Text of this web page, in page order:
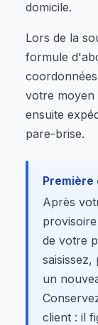
domicile.
Lors de la
formule
votre moyen
ensuite
pare-brise.
Première
Après
de votre
un
client : il